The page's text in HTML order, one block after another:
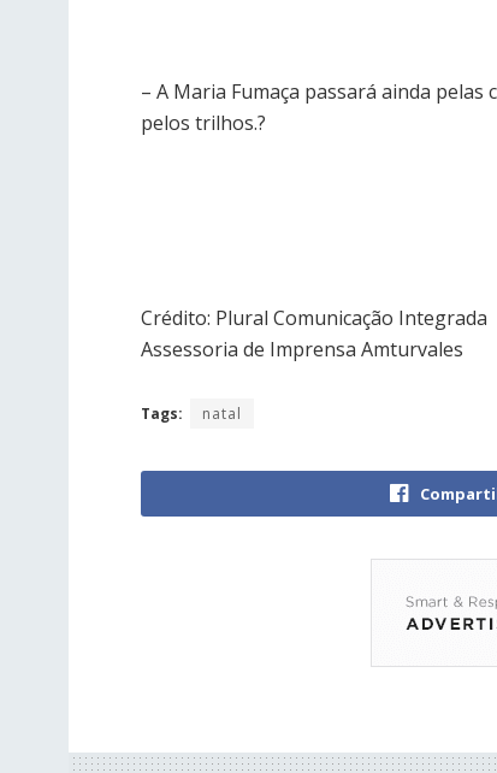
– A Maria Fumaça passará ainda
pelos trilhos.?
Crédito: Plural Comunicação Integrada
Assessoria de Imprensa Amturvales
Tags: natal